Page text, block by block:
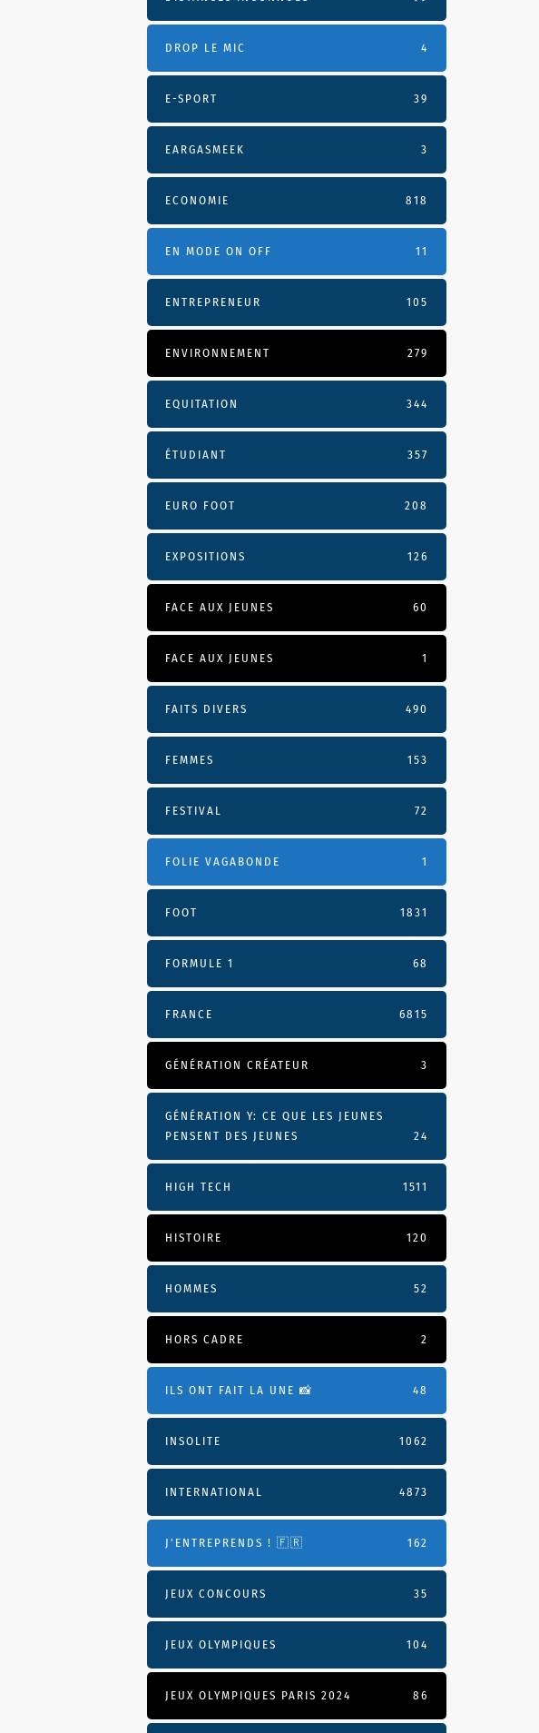
DROP LE MIC 4
E-SPORT 39
EARGASMEEK 3
ECONOMIE 818
EN MODE ON OFF 11
ENTREPRENEUR 105
ENVIRONNEMENT 279
EQUITATION 344
ÉTUDIANT 357
EURO FOOT 208
EXPOSITIONS 126
FACE AUX JEUNES 60
FACE AUX JEUNES 1
FAITS DIVERS 490
FEMMES 153
FESTIVAL 72
FOLIE VAGABONDE 1
FOOT 1831
FORMULE 1 68
FRANCE 6815
GÉNÉRATION CRÉATEUR 3
GÉNÉRATION Y: CE QUE LES JEUNES
PENSENT DES JEUNES
24
HIGH TECH 1511
HISTOIRE 120
HOMMES 52
HORS CADRE 2
ILS ONT FAIT LA UNE 📸 48
INSOLITE 1062
INTERNATIONAL 4873
J'ENTREPRENDS ! 🇫🇷 162
JEUX CONCOURS 35
JEUX OLYMPIQUES 104
JEUX OLYMPIQUES PARIS 2024 86